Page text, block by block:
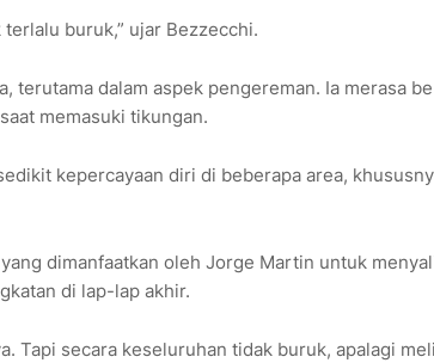
buruk,” ujar Bezzecchi.
terutama dalam aspek pengereman. Ia merasa
memasuki tikungan.
kepercayaan diri di beberapa area,
dimanfaatkan oleh Jorge Martin untuk
di lap-lap akhir.
Tapi secara keseluruhan tidak buruk, apalagi